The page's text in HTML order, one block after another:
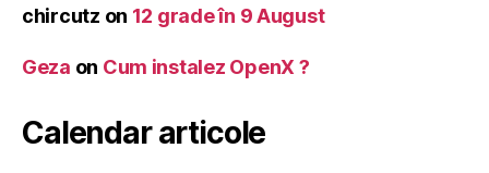
chircutz on 12 grade în 9 August
Geza on Cum instalez OpenX ?
Calendar articole